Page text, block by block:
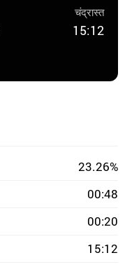
चंद्रास्त
15:12
23.26%
00:48
00:20
15:12